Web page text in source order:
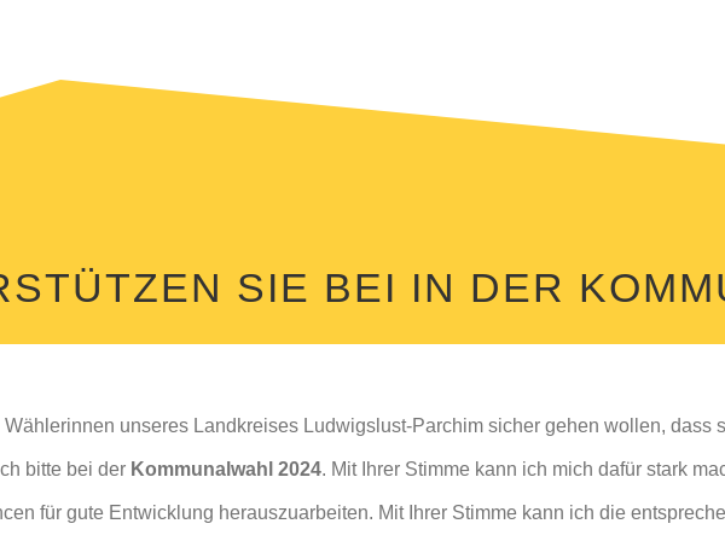
SIE BEI IN DER
unseres Landkreises Ludwigslust-Parchim sicher gehen wollen, dass
bitte bei der Kommunalwahl 2024. Mit Ihrer Stimme kann ich mich dafür stark
für gute Entwicklung herauszuarbeiten. Mit Ihrer Stimme kann ich die